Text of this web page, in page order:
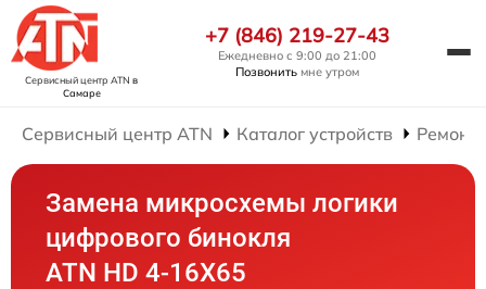
Сервисный центр ATN в
Самаре
+7 (846) 219-27-43
Ежедневно с 9:00 до 21:00
Позвонить мне утром
Сервисный центр ATN Каталог устройств Ремонт
Замена микросхемы логики
цифрового бинокля
ATN HD 4-16X65